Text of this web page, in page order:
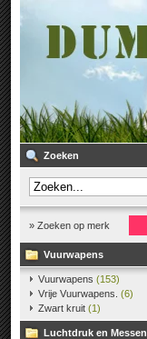
Zoeken
» Zoeken op merk
Vuurwapens
Vuurwapens (153)
Vrije Vuurwapens. (6)
Zwart kruit (1)
Luchtdruk en Messen